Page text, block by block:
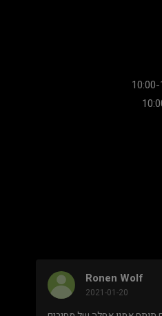
Ronen Wolf
2021-01-20